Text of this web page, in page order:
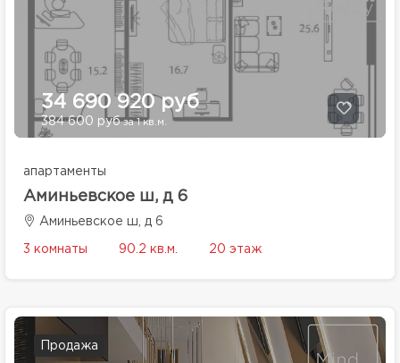
34 690 920 руб
384 600 рубза 1 кв.м.
апартаменты
Аминьевское ш, д 6
Аминьевское ш, д 6
3 комнаты 90.2 кв.м. 20 этаж
Продажа